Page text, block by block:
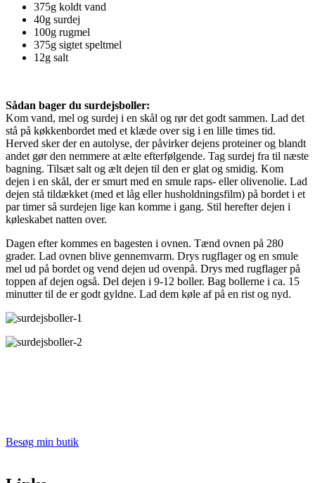
375g koldt vand
40g surdej
100g rugmel
375g sigtet speltmel
12g salt
Sådan bager du surdejsboller:
Kom vand, mel og surdej i en skål og rør det godt sammen. Lad det
stå på køkkenbordet med et klæde over sig i en lille times tid.
Herved sker der en autolyse, der påvirker dejens proteiner og blandt
andet gør den nemmere at ælte efterfølgende. Tag surdej fra til næste
bagning. Tilsæt salt og ælt dejen til den er glat og smidig. Kom
dejen i en skål, der er smurt med en smule raps- eller olivenolie. Lad
dejen stå tildækket (med et låg eller husholdningsfilm) på bordet i et
par timer så surdejen lige kan komme i gang. Stil herefter dejen i
køleskabet natten over.
Dagen efter kommes en bagesten i ovnen. Tænd ovnen på 280
grader. Lad ovnen blive gennemvarm. Drys rugflager og en smule
mel ud på bordet og vend dejen ud ovenpå. Drys med rugflager på
toppen af dejen også. Del dejen i 9-12 boller. Bag bollerne i ca. 15
minutter til de er godt gyldne. Lad dem køle af på en rist og nyd.
Besøg min butik